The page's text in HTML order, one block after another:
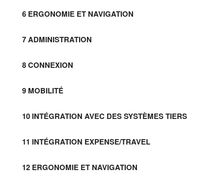
6 ERGONOMIE ET NAVIGATION
7 ADMINISTRATION
8 CONNEXION
9 MOBILITÉ
10 INTÉGRATION AVEC DES SYSTÈMES TIERS
11 INTÉGRATION EXPENSE/TRAVEL
12 ERGONOMIE ET NAVIGATION